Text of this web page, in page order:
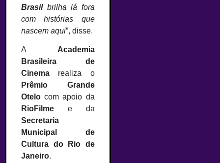
Brasil brilha lá fora
com histórias que
nascem aqui”, disse.
A Academia
Brasileira de
Cinema realiza o
Prêmio Grande
Otelo com apoio da
RioFilme e da
Secretaria
Municipal de
Cultura do Rio de
Janeiro.